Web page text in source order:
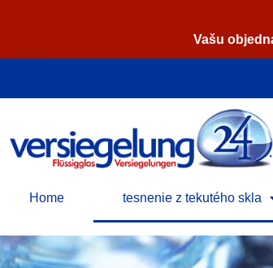
Vašu
Home tesnenie z tekutého skla